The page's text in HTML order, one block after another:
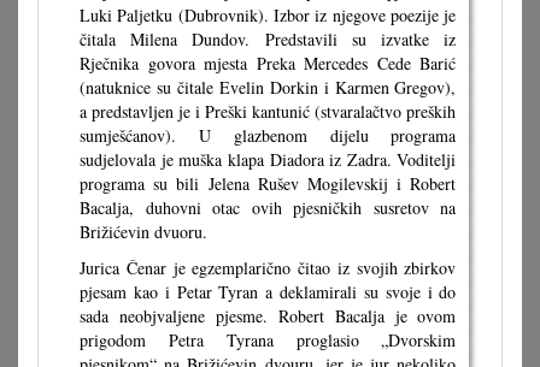
Luki Paljetku (Dubrovnik). Izbor iz njegove poezije je
čitala Milena Dundov. Predstavili su izvatke iz
Rječnika govora mjesta Preka Mercedes Cede Barić
(natuknice su čitale Evelin Dorkin i Karmen Gregov),
a predstavljen je i Preški kantunić (stvaralačtvo preških
sumješćanov). U glazbenom dijelu programa
sudjelovala je muška klapa Diadora iz Zadra. Voditelji
programa su bili Jelena Rušev Mogilevskij i Robert
Bacalja, duhovni otac ovih pjesničkih susretov na
Brižićevin dvuoru.
Jurica Čenar je egzemplarično čitao iz svojih zbirkov
pjesam kao i Petar Tyran a deklamirali su svoje i do
sada neobjvaljene pjesme. Robert Bacalja je ovom
prigodom Petra Tyrana proglasio „Dvorskim